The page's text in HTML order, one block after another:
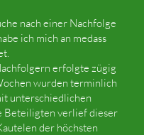
nach einer Nachfolge
ich mich an medass
erfolgte zügig
wurden terminlich
unterschiedlichen
Beteiligten verlief dieser
der höchsten